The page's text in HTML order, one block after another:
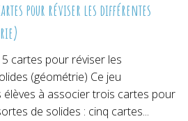
pour réviser les différentes
cartes pour réviser les
(géométrie) Ce jeu
élèves à associer trois cartes pour
de solides : cinq cartes...